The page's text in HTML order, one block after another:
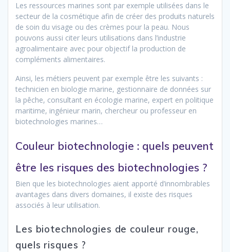
Les ressources marines sont par exemple utilisées dans le
secteur de la cosmétique afin de créer des produits naturels
de soin du visage ou des crèmes pour la peau. Nous
pouvons aussi citer leurs utilisations dans l’industrie
agroalimentaire avec pour objectif la production de
compléments alimentaires.
Ainsi, les métiers peuvent par exemple être les suivants :
technicien en biologie marine, gestionnaire de données sur
la pêche, consultant en écologie marine, expert en politique
maritime, ingénieur marin, chercheur ou professeur en
biotechnologies marines…
Couleur biotechnologie : quels peuvent
être les risques des biotechnologies ?
Bien que les biotechnologies aient apporté d’innombrables
avantages dans divers domaines, il existe des risques
associés à leur utilisation.
Les biotechnologies de couleur rouge,
quels risques ?